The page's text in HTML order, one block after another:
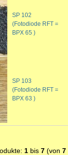
SP 102
(Fotodiode RFT =
BPX 65 )
SP 103
(Fotodiode RFT =
BPX 63 )
1bis 7(von 7